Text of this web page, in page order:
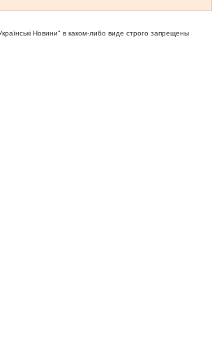
Новини" в каком-либо виде строго запрещены